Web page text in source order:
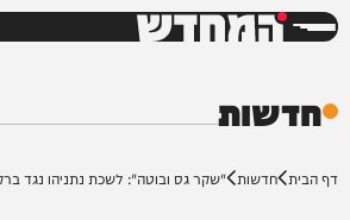
המחדש
חדשות
דף הבית חדשות "שקר גס ובוטה": לשכת נתניהו נגד